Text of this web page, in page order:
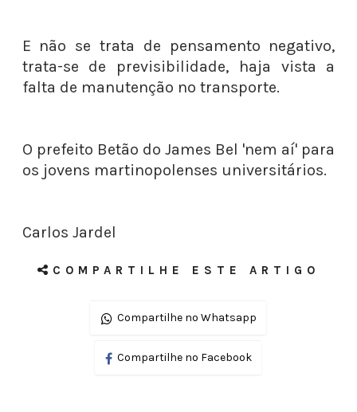
E não se trata de pensamento negativo,
trata-se de previsibilidade, haja vista a
falta de manutenção no transporte.
O prefeito Betão do James Bel 'nem aí' para
os jovens martinopolenses universitários.
Carlos Jardel
COMPARTILHE ESTE ARTIGO
Compartilhe no Whatsapp
Compartilhe no Facebook